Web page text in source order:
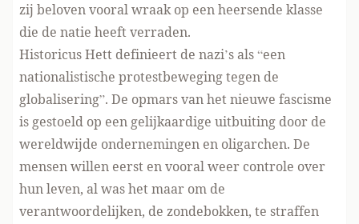
zij beloven vooral wraak op een heersende klasse
die de natie heeft verraden.
Historicus Hett definieert de nazi’s als “een
nationalistische protestbeweging tegen de
globalisering”. De opmars van het nieuwe fascisme
is gestoeld op een gelijkaardige uitbuiting door de
wereldwijde ondernemingen en oligarchen. De
mensen willen eerst en vooral weer controle over
hun leven, al was het maar om de
verantwoordelijken, de zondebokken, te straffen